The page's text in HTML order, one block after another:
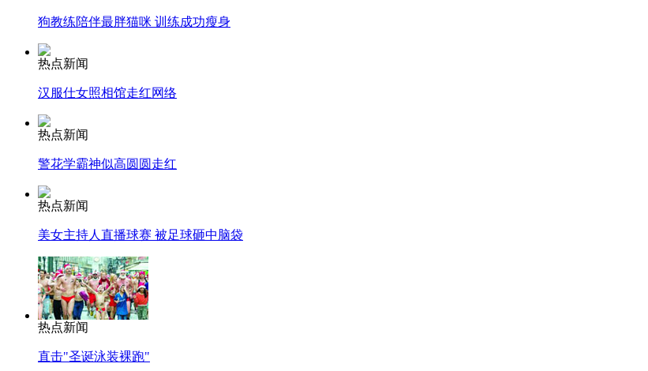
走！跟着总书记去植树
纽约上演“枕头大战”
狗教练陪伴最胖猫咪 训练成功瘦身
热点新闻
汉服仕女照相馆走红网络
热点新闻
警花学霸神似高圆圆走红
热点新闻
美女主持人直播球赛 被足球砸中脑袋
热点新闻
直击"圣诞泳装裸跑"